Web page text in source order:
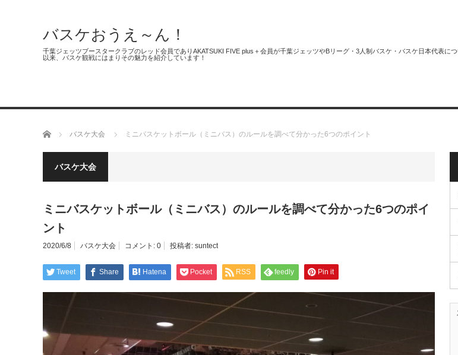
バスケおうえ～ん！
千葉ジェッツブースタークラブのレッド会員でありAKATSUKI FIVE plus＋会員が千葉ジェッツやBリーグ・3人制バスケ・バスケ日本代表
以来、バスケ観戦にはまりその魅力を紹介しています！
ホーム バスケ大会 ミニバスケットボール（ミニバス）のルールを調べて分かった6つのポイント
バスケ大会
ミニバスケットボール（ミニバス）のルールを調べて分かった6つのポイ
ント
2020/6/8 バスケ大会 コメント: 0 投稿者: suntect
Tweet Share Hatena Pocket RSS feedly Pin it